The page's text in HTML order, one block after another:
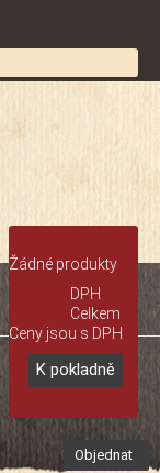
Žádné produkty
DPH
Celkem
Ceny jsou s DPH
K pokladně
Objednat